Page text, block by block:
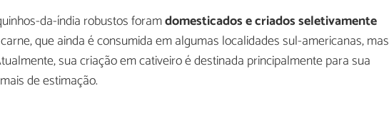
da-índia robustos foramdomesticados e criados seletivamente
que ainda é consumida em algumas localidades sul-americanas, mas
sua criação em cativeiro é destinada principalmente para sua
de estimação.